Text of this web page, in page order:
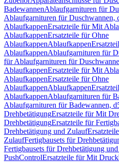
BadewannenAblaufgarnituren für
Ablaufgarnituren für Duschwannen,
AblaufkappenErsatzteile für Mit
AblaufkappenErsatzteile für Ohne
AblaufkappenAblaufkappen
AblaufkappenAblaufgarnituren für
für Ablaufgarnituren für
AblaufkappenErsatzteile für Mit
AblaufkappenErsatzteile für Ohne
AblaufkappenAblaufkappen
AblaufkappenAblaufgarnituren für
Ablaufgarnituren für Badewannen,
DrehbetätigungErsatzteile für Mit
DrehbetätigungErsatzteile für
Drehbetätigung und Zulauf
ZulaufFertigbausets für
Fertigbausets für Drehbetätigung
PushControlErsatzteile für Mit